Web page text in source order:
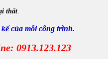
thất.
của mỗi công trình.
0913.123.123